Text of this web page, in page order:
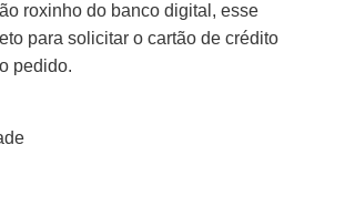
roxinho do banco digital, esse
para solicitar o cartão de crédito
pedido.